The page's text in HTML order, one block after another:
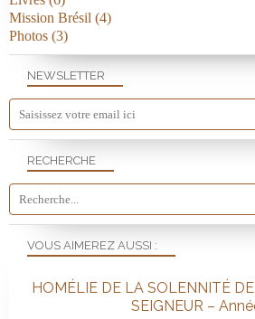
NEWSLETTER
RECHERCHE
VOUS AIMEREZ AUSSI :
HOMÉLIE DE LA SOLENNITÉ DE
SEIGNEUR –
Mission Brésil (4)
Photos (3)